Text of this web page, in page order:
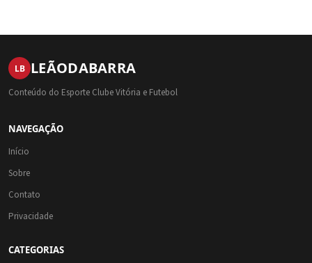
LB LEÃODABARRA
Conteúdo do Esporte Clube Vitória e Futebol
NAVEGAÇÃO
Início
Sobre
Contato
Privacidade
CATEGORIAS